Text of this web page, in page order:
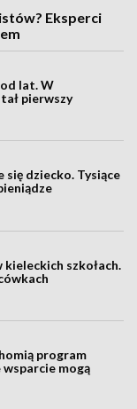
Eksperci
lat. W
pierwszy
się dziecko. Tysiące
szkołach.
program
mogą